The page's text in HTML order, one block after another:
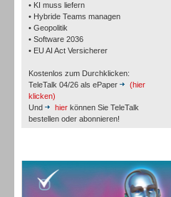
• KI muss liefern
• Hybride Teams managen
• Geopolitik
• Software 2036
• EU AI Act Versicherer
Kostenlos zum Durchklicken:
TeleTalk 04/26 als ePaper
(hier
klicken)
Und
hier können Sie TeleTalk
bestellen oder abonnieren!
Workforce-Management